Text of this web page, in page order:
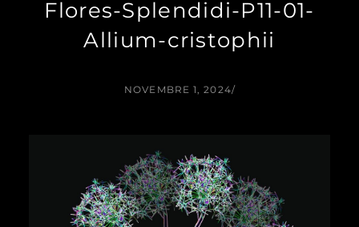
Flores-Splendidi-P11-01-
Allium-cristophii
NOVEMBRE 1, 2024/